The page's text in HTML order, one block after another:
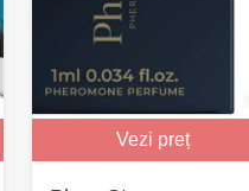
Vezi preț